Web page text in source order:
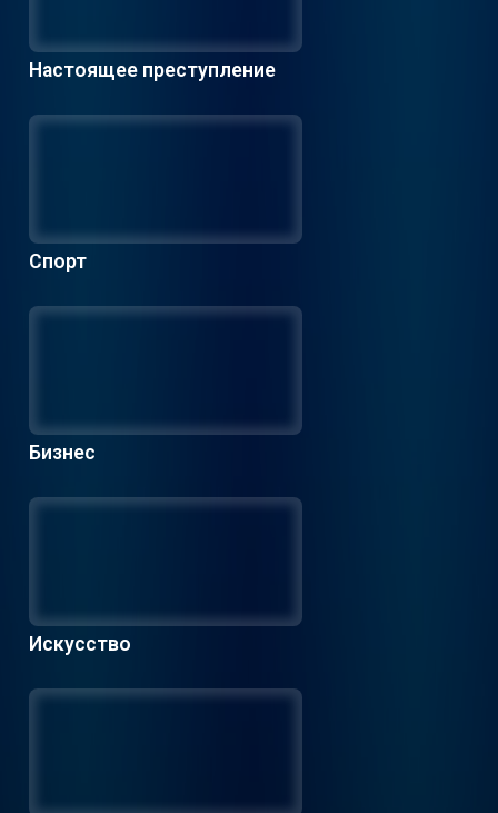
Настоящее преступление
Спорт
Бизнес
Искусство